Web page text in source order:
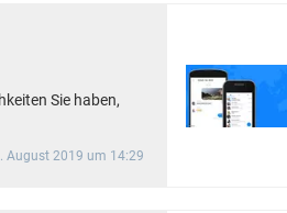
Sie haben,
August 2019 um 14:29